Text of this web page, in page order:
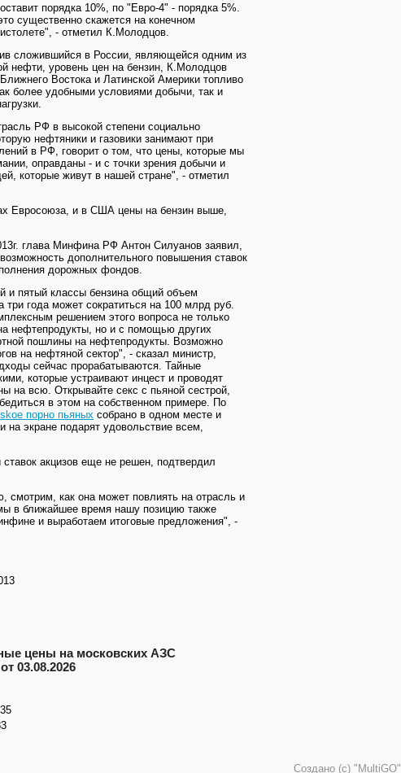
порядка 10%, по "Евро-4" - порядка 5%.
существенно скажется на конечном
- отметил К.Молодцов.
сложившийся в России, являющейся одним из
нефти, уровень цен на бензин, К.Молодцов
Востока и Латинской Америки топливо
более удобными условиями добычи, так и
РФ в высокой степени социально
нефтяники и газовики занимают при
в РФ, говорит о том, что цены, которые мы
оправданы - и с точки зрения добычи и
которые живут в нашей стране", - отметил
Евросоюза, и в США цены на бензин выше,
глава Минфина РФ Антон Силуанов заявил,
дополнительного повышения ставок
дорожных фондов.
и пятый классы бензина общий объем
года может сократиться на 100 млрд руб.
решением этого вопроса не только
нефтепродукты, но и с помощью других
пошлины на нефтепродукты. Возможно
на нефтяной сектор", - сказал министр,
сейчас прорабатываются. Тайные
которые устраивают инцест и проводят
на всю. Открывайте секс с пьяной сестрой,
в этом на собственном примере. По
порно пьяных собрано в одном месте и
экране подарят удовольствие всем,
акцизов еще не решен, подтвердил
смотрим, как она может повлиять на отрасль и
в ближайшее время нашу позицию также
и выработаем итоговые предложения", -
цены на московских АЗС
от 03.08.2026
Создано (c) "MultiGO"